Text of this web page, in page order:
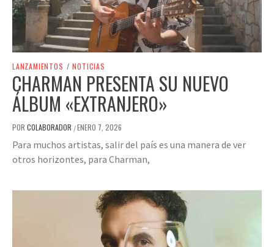
LANZAMIENTOS / NOTICIAS
CHARMAN PRESENTA SU NUEVO
ÁLBUM «EXTRANJERO»
POR COLABORADOR /ENERO 7, 2026
Para muchos artistas, salir del país es una manera de ver
otros horizontes, para Charman,